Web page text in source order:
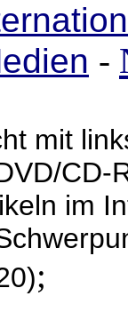
-
mit
im
;